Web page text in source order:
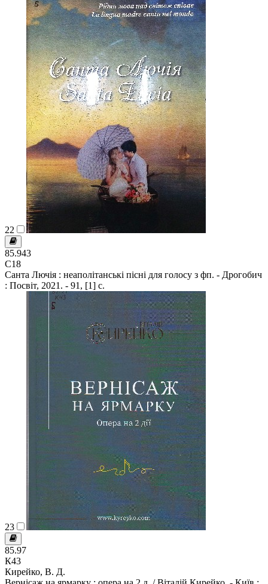
22
85.943
С18
Санта Лючія : неаполітанські пісні для голосу з фп. - Дрогобич
: Посвіт, 2021. - 91, [1] с.
23
85.97
К43
Кирейко, В. Д.